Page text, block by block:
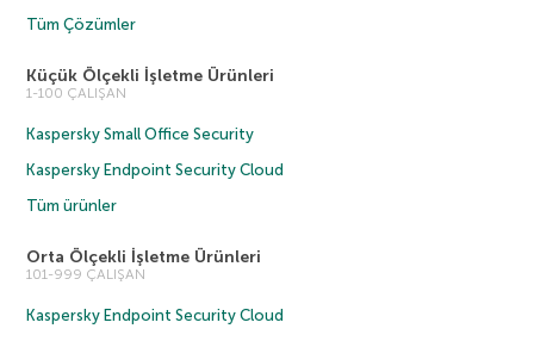
Tüm Çözümler
Küçük Ölçekli İşletme Ürünleri
1-100 ÇALIŞAN
Kaspersky Small Office Security
Kaspersky Endpoint Security Cloud
Tüm ürünler
Orta Ölçekli İşletme Ürünleri
101-999 ÇALIŞAN
Kaspersky Endpoint Security Cloud